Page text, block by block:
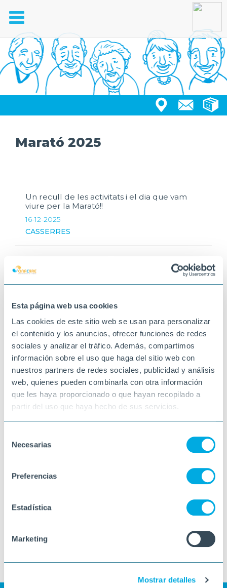
Esta página web usa cookies
Las cookies de este sitio web se usan para personalizar
el contenido y los anuncios, ofrecer funciones de redes
sociales y analizar el tráfico. Además, compartimos
información sobre el uso que haga del sitio web con
nuestros partners de redes sociales, publicidad y análisis
web, quienes pueden combinarla con otra información
que les haya proporcionado o que hayan recopilado a
partir del uso que haya hecho de sus servicios.
Necesarias
Preferencias
Estadística
Marketing
Mostrar detalles
Toggle
navigation
Marató 2025
Un recull de les activitats i el dia que vam
viure per la Marató!!
16-12-2025
CASSERRES